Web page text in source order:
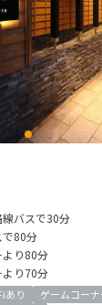
線バスで30分
で80分
り80分
より70分
あり ゲームコーナ